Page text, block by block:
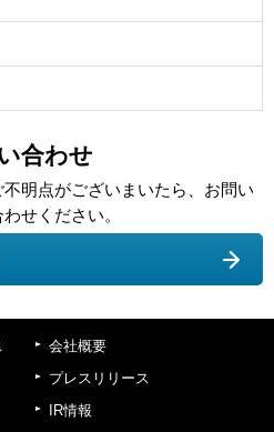
合わせ
明点がございまいたら、お問い
せください。
会社概要
プレスリリース
IR情報